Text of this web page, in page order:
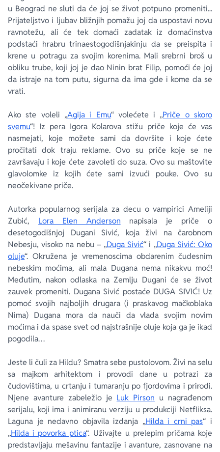
u Beograd ne sluti da će joj se život potpuno promeniti...
Prijateljstvo i ljubav bližnjih pomažu joj da uspostavi novu
ravnotežu, ali će tek domaći zadatak iz domaćinstva
podstaći hrabru trinaestogodišnjakinju da se preispita i
krene u potragu za svojim korenima. Mali srebrni broš u
obliku trube, koji joj je dao Ninin brat Filip, pomoći će joj
da istraje na tom putu, sigurna da ima gde i kome da se
vrati.
Ako ste voleli „Agija i Emu“ volećete i „Priče o skoro
svemu“! Iz pera Igora Kolarova stižu priče koje će vas
nasmejati, koje možete sami da dovršite i koje ćete
pročitati dok traju reklame. Ovo su priče koje se ne
završavaju i koje ćete zavoleti do suza. Ovo su maštovite
glavolomke iz kojih ćete sami izvući pouke. Ovo su
neočekivane priče.
Autorka popularnog serijala za decu o vampirici Ameliji
Zubić, Lora Elen Anderson napisala je priče o
desetogodišnjoj Dugani Sivić, koja živi na čarobnom
Nebesju, visoko na nebu – „Duga Sivić“ i „Duga Sivić: Oko
oluje“. Okružena je vremenoscima obdarenim čudesnim
nebeskim moćima, ali mala Dugana nema nikakvu moć!
Međutim, nakon odlaska na Zemlju Dugani će se život
zauvek promeniti. Dugana Sivić postaće DUGA SIVIĆ! Uz
pomoć svojih najboljih drugara (i praskavog mačkoblaka
Nima) Dugana mora da nauči da vlada svojim novim
moćima i da spase svet od najstrašnije oluje koja ga je ikad
pogodila…
Jeste li čuli za Hildu? Smatra sebe pustolovom. Živi na selu
sa majkom arhitektom i provodi dane u potrazi za
čudovištima, u crtanju i tumaranju po fjordovima i prirodi.
Njene avanture zabeležio je Luk Pirson u nagrađenom
serijalu, koji ima i animiranu verziju u produkciji Netfliksa.
Laguna je nedavno objavila izdanja „Hilda i crni pas“ i
„Hilda i povorka ptica“. Uživajte u prelepim pričama koje
predstavljaju mešavinu fantazije i avanture, zasnovane na